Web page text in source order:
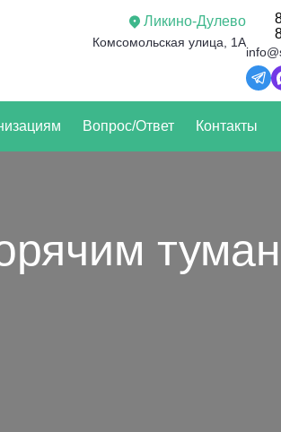
Ликино-Дулево
Комсомольская улица, 1А
Вопрос/Ответ Контакты